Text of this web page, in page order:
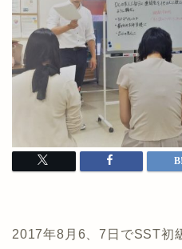
2017年8月6、7日でSST初